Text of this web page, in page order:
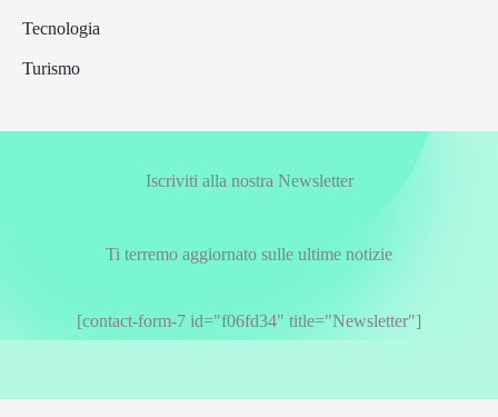
Tecnologia
Turismo
Iscriviti alla nostra Newsletter
Ti terremo aggiornato sulle ultime notizie
[contact-form-7 id="f06fd34" title="Newsletter"]